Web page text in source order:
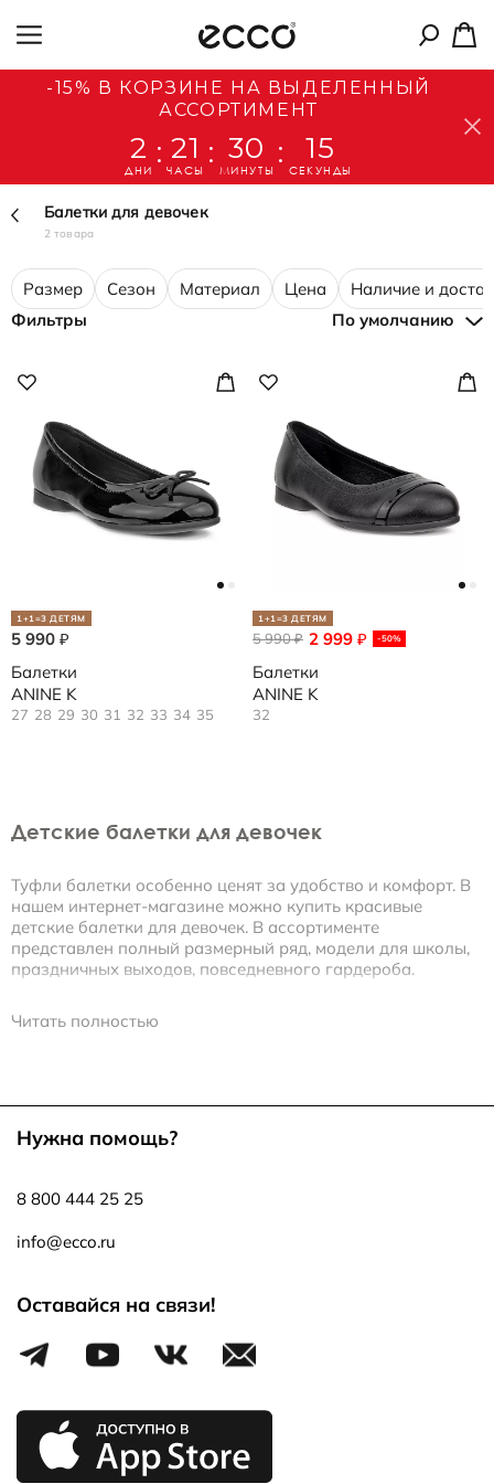
-15% В КОРЗИНЕ НА ВЫДЕЛЕННЫЙ
АССОРТИМЕНТ
2
ДНИ
: 21
ЧАСЫ
: 30
МИНУТЫ
: 15
СЕКУНДЫ
Балетки для девочек
2 товара
Размер Сезон Материал Цена
Наличие и
Фильтры
По умолчанию
1+1=3 ДЕТЯМ
5 990 ₽
Балетки
ANINE K
27 28 29 30 31 32 33 34 35
1+1=3 ДЕТЯМ
2 999 ₽ -50%
5 990₽
Балетки
ANINE K
32
Детские балетки для девочек
Туфли балетки особенно ценят за удобство и комфорт. В
нашем интернет-магазине можно купить красивые
детские балетки для девочек. В ассортименте
представлен полный размерный ряд, модели для школы,
праздничных выходов, повседневного гардероба.
Почему стоит купить балетки для девочек в
интернет-магазине ECCO
стилю одежды, являются отличным вариантом обуви для
девочек в школу. Благодаря отсутствию каблука они
снижают нагрузку на стопу и не дают ногам устать.
Особенности моделей:
• мягкая и гибкая полиуретановая подошва;
• съемная воздухопроницаемая стелька;
• дизайн обуви для девочек, соответствующий модным
Балетки можно носить на улице в теплое время года.
Зимой и в межсезонье они станут отличным вариантом
сменной обуви для школы. Легкая кожаная обувь без
При пошиве обуви для девочек используются только
натуральные материалы:
• мягкая натуральная кожа;
Читать полностью
Нужна помощь?
8 800 444 25 25
info@ecco.ru
Оставайся на связи!